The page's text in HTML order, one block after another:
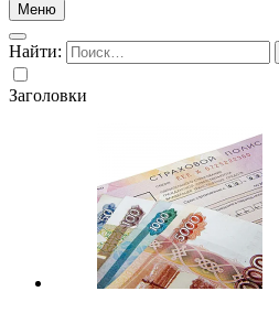
Меню
Найти:
Заголовки